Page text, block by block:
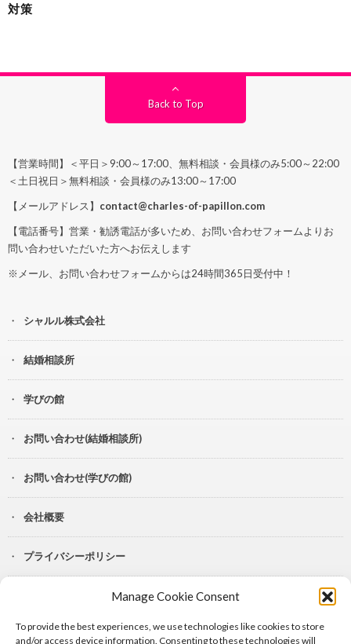
Manage Cookie Consent
To provide the best experiences, we use technologies like cookies to store
and/or access device information. Consenting to these technologies will
対策
Back to Top
【営業時間】＜平日＞9:00～17:00、無料相談・会員様のみ5:00～22:00
＜土日祝日＞無料相談・会員様のみ13:00～17:00
【メールアドレス】 contact@charles-of-papillon.com
【電話番号】営業・勧誘電話が多いため、お問い合わせフォームよりお
問い合わせいただいた方へお伝えします
※メール、お問い合わせフォームからは24時間365日受付中！
シャルル株式会社
結婚相談所
学びの館
お問い合わせ(結婚相談所)
お問い合わせ(学びの館)
会社概要
プライバシーポリシー
Lit.Link